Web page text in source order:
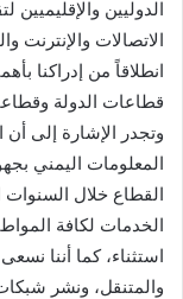
الدوليين
الاتصالات والإنترنت
انطلاقاً من إدراكنا
قطاعات الدولة
وتجدر الإشارة إلى أن
المعلومات اليمني
القطاع خلال السنوات
الخدمات لكافة
استثناء، كما أننا
والمتنقل، ونشر